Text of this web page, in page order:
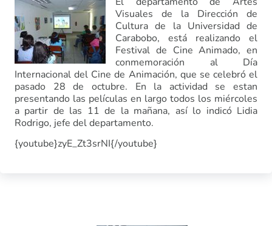
Visuales de la Dirección de
Cultura de la Universidad de
Carabobo, está realizando el
Festival de Cine Animado, en
conmemoración al Día
Internacional del Cine de Animación, que se celebró el
pasado 28 de octubre. En la actividad se estan
presentando las películas en largo todos los miércoles
a partir de las 11 de la mañana, así lo indicó Lidia
Rodrigo, jefe del departamento.
{youtube}zyE_Zt3srNI{/youtube}